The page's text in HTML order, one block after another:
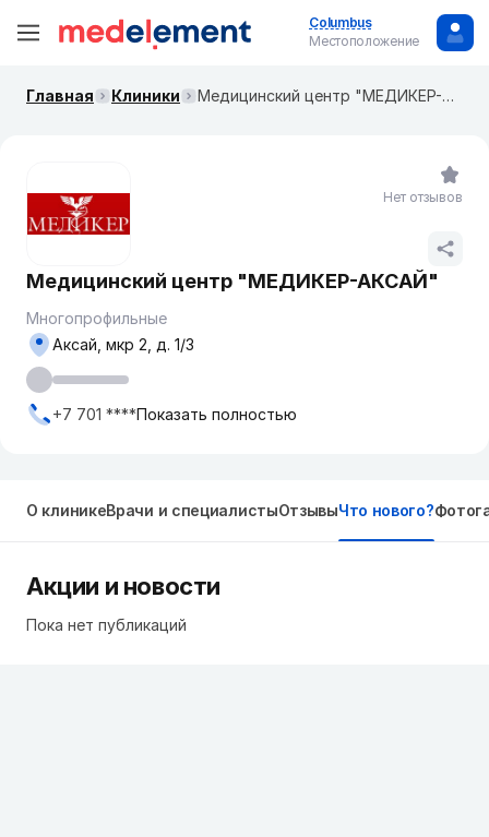
Columbus
Местоположение
Главная Клиники Медицинский центр "МЕДИКЕР-АКСАЙ"
Медицинский центр "МЕДИКЕР-АКСАЙ"
Многопрофильные
Аксай, мкр 2, д. 1/3
+7 701 ****Показать полностью
Нет отзывов
О клиникеВрачи и специалистыОтзывыЧто нового?
Акции и новости
Пока нет публикаций